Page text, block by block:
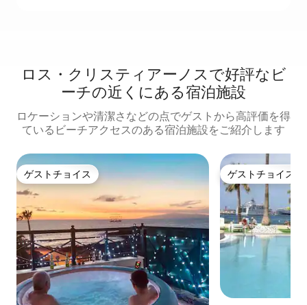
ロス・クリスティアーノスで好評なビ
ーチの近くにある宿泊施設
ロケーションや清潔さなどの点でゲストから高評価を得
ているビーチアクセスのある宿泊施設をご紹介します
ゲストチョイス
ゲストチョイス ゲストチョイス
ゲストチョイス